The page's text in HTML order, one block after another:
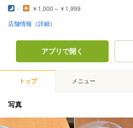
- ￥1,000～￥1,999
店舗情報（詳細）
アプリで開く
トップ メニュー
写真